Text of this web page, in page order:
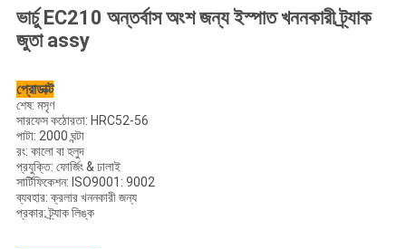
ভার্চু EC210 অন্তর্বাস অংশ জন্য ইস্পাত খননকারী ট্র্যাক
জুতা assy
প্রোডাক্ট
শেষ: মসৃণ
সারফেস কঠোরতা: HRC52-56
পাটা: 2000 ঘন্টা
রং: কালো বা হলুদ
প্রযুক্তি: ফোর্জিং & ঢালাই
সার্টিফিকেশন: ISO9001: 9002
ব্যবহার:ক্রলার খননকারী জন্য
প্রকার:ট্র্যাক লিঙ্ক